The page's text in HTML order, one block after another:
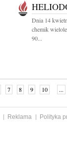
Dnia 14
chemik
90...
7 8 9 10 ...
Reklama
Polityka